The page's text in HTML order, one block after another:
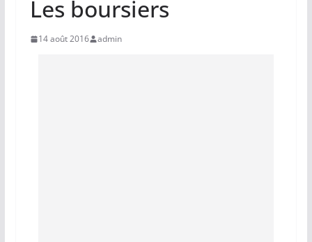
Les boursiers
14 août 2016 admin